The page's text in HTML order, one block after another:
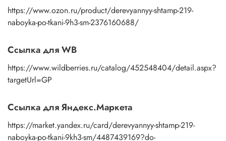
https://www.ozon.ru/product/derevyannyy-shtamp-219-
naboyka-po-tkani-9h3-sm-2376160688/
Ссылка для WB
https://www.wildberries.ru/catalog/452548404/detail.aspx?
targetUrl=GP
Ссылка для Яндекс.Маркета
https://market.yandex.ru/card/derevyannyy-shtamp-219-
naboyka-po-tkani-9kh3-sm/4487439169?do-